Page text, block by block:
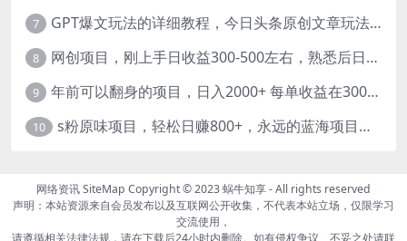
7 GPT爆文玩法的详细教程，今日头条原创文章玩法实操讲解，简单操作月入5000
8 网创项目，刚上手日收益300-500左右，熟悉后日收益1500-3000
9 年前可以翻身的项目，日入2000+ 每单收益在300-3000之间，利润空间非常的大
10 s粉原味项目，轻松日赚800+，永远的蓝海项目，无脑操作也能直接出单 人...
网络资讯SiteMap Copyright © 2023蜗牛知享- All rights reserved
声明：本站资源来自会员发布以及互联网公开收集，不代表本站立场，仅限学习
交流使用，
请遵循相关法律法规，请在下载后24小时内删除。如有侵权争议、不妥之处请联